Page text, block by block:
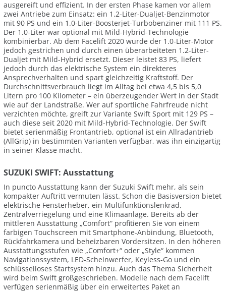
ausgereift und effizient. In der ersten Phase kamen vor allem
zwei Antriebe zum Einsatz: ein 1.2-Liter-Dualjet-Benzinmotor
mit 90 PS und ein 1.0-Liter-Boosterjet-Turbobenziner mit 111 PS.
Der 1.0-Liter war optional mit Mild-Hybrid-Technologie
kombinierbar. Ab dem Facelift 2020 wurde der 1.0-Liter-Motor
jedoch gestrichen und durch einen überarbeiteten 1.2-Liter-
Dualjet mit Mild-Hybrid ersetzt. Dieser leistet 83 PS, liefert
jedoch durch das elektrische System ein direkteres
Ansprechverhalten und spart gleichzeitig Kraftstoff. Der
Durchschnittsverbrauch liegt im Alltag bei etwa 4,5 bis 5,0
Litern pro 100 Kilometer – ein überzeugender Wert in der Stadt
wie auf der Landstraße. Wer auf sportliche Fahrfreude nicht
verzichten möchte, greift zur Variante Swift Sport mit 129 PS –
auch diese seit 2020 mit Mild-Hybrid-Technologie. Der Swift
bietet serienmäßig Frontantrieb, optional ist ein Allradantrieb
(AllGrip) in bestimmten Varianten verfügbar, was ihn einzigartig
in seiner Klasse macht.
SUZUKI SWIFT: Ausstattung
In puncto Ausstattung kann der Suzuki Swift mehr, als sein
kompakter Auftritt vermuten lässt. Schon die Basisversion bietet
elektrische Fensterheber, ein Multifunktionslenkrad,
Zentralverriegelung und eine Klimaanlage. Bereits ab der
mittleren Ausstattung „Comfort“ profitieren Sie von einem
farbigen Touchscreen mit Smartphone-Anbindung, Bluetooth,
Rückfahrkamera und beheizbaren Vordersitzen. In den höheren
Ausstattungsstufen wie „Comfort+“ oder „Style“ kommen
Navigationssystem, LED-Scheinwerfer, Keyless-Go und ein
schlüsselloses Startsystem hinzu. Auch das Thema Sicherheit
wird beim Swift großgeschrieben. Modelle nach dem Facelift
verfügen serienmäßig über ein erweitertes Paket an